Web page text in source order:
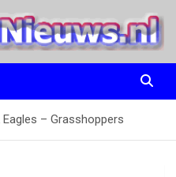
Eagles – Grasshoppers